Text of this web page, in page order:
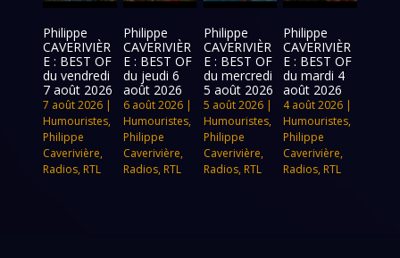
Philippe
CAVERIVIÈR
E : BEST OF
du vendredi
7 août 2026
7 août 2026 |
Humouristes,
Philippe
Caverivière,
Radios, RTL
Philippe
CAVERIVIÈR
E : BEST OF
du jeudi 6
août 2026
6 août 2026|
Humouristes,
Philippe
Caverivière,
Radios, RTL
Philippe
CAVERIVIÈR
E : BEST OF
du mercredi
5 août 2026
5 août 2026|
Humouristes,
Philippe
Caverivière,
Radios, RTL
Philippe
CAVERIVIÈR
E : BEST OF
du mardi 4
août 2026
4 août 2026 |
Humouristes,
Philippe
Caverivière,
Radios, RTL